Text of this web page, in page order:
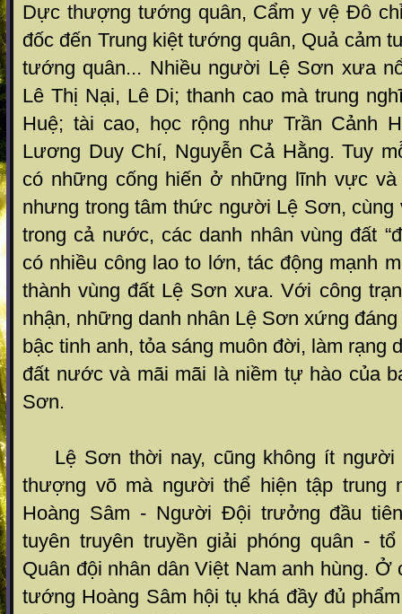
Dực thượng tướng quân, Cẩm y vệ Đô
đốc đến Trung kiệt tướng quân, Quả cảm
tướng quân... Nhiều người Lệ Sơn xưa
Lê Thị Nại, Lê Di; thanh cao mà trung
Huệ; tài cao, học rộng như Trần Cảnh
Lương Duy Chí, Nguyễn Cả Hằng. Tuy
có những cống hiến ở những lĩnh vực
nhưng trong tâm thức người Lệ Sơn, cùng
trong cả nước, các danh nhân vùng đất
có nhiều công lao to lớn, tác động mạnh
thành vùng đất Lệ Sơn xưa. Với công
nhận, những danh nhân Lệ Sơn xứng
bậc tinh anh, tỏa sáng muôn đời, làm rạng
đất nước và mãi mãi là niềm tự hào của
Sơn.
Lệ Sơn thời nay, cũng không ít người
thượng võ mà người thể hiện tập trung
Hoàng Sâm - Người Đội trưởng đầu
tuyên truyên truyền giải phóng quân -
Quân đội nhân dân Việt Nam anh hùng.
tướng Hoàng Sâm hội tụ khá đầy đủ